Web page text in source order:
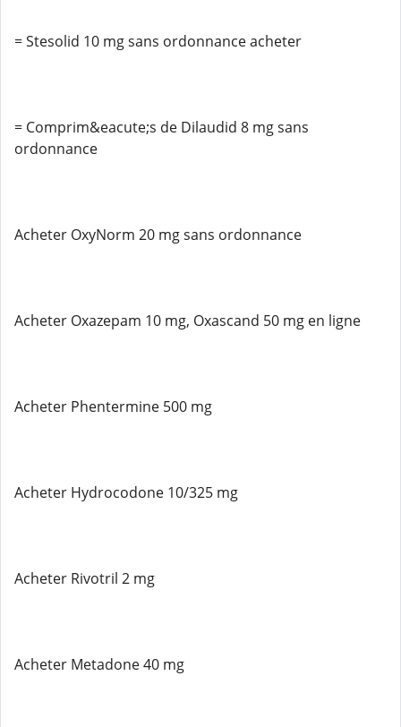
= Stesolid 10 mg sans ordonnance acheter
= Comprim&eacute;s de Dilaudid 8 mg sans
ordonnance
Acheter OxyNorm 20 mg sans ordonnance
Acheter Oxazepam 10 mg, Oxascand 50 mg en ligne
Acheter Phentermine 500 mg
Acheter Hydrocodone 10/325 mg
Acheter Rivotril 2 mg
Acheter Metadone 40 mg